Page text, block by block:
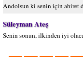
Andolsun ki senin için ahiret
Süleyman Ateş
Senin sonun, ilkinden iyi